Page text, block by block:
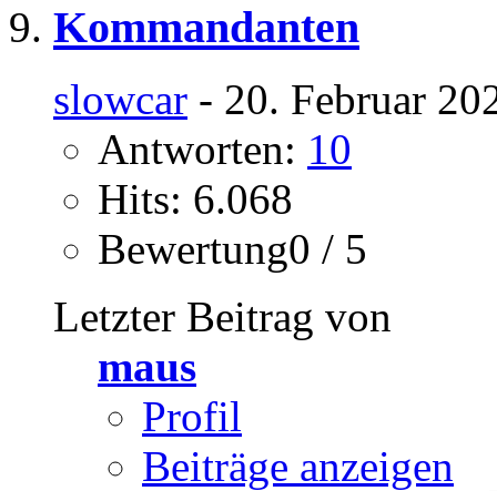
Kommandanten
slowcar - 20. Februar
Antworten: 10
Hits: 6.068
Bewertung0 / 5
Letzter Beitrag von
maus
Profil
Beiträge anzeigen